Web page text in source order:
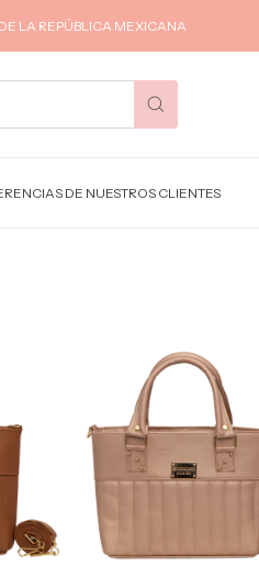
LA REPÚBLICA MEXICANA
DE NUESTROS CLIENTES